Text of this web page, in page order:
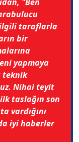
ilgili taraflarla
bir
yapmaya
teknik
Nihai teyit
taslağın son
vardığını
iyi haberler